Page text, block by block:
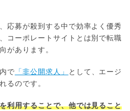
応募が殺到する中で効率よく優秀
コーポレートサイトとは別で転職
があります。
で 「非公開求人」
として、エージ
るのです。
利用することで、他では見ること